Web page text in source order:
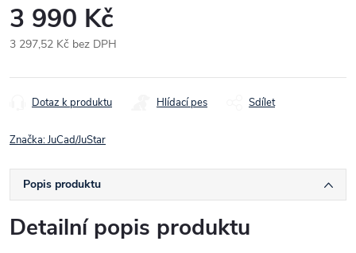
3 990 Kč
3 297,52 Kč bez DPH
cena:
Dotaz k produktu Hlídací pes Sdílet
Značka:JuCad/JuStar
Popis produktu
Detailní popis produktu